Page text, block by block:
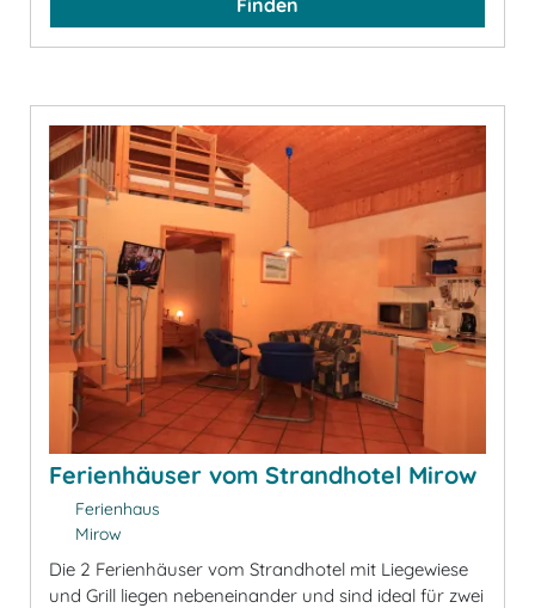
Finden
Ferienhäuser vom Strandhotel Mirow
Ferienhaus
Mirow
Die 2 Ferienhäuser vom Strandhotel mit Liegewiese
und Grill liegen nebeneinander und sind ideal für zwei